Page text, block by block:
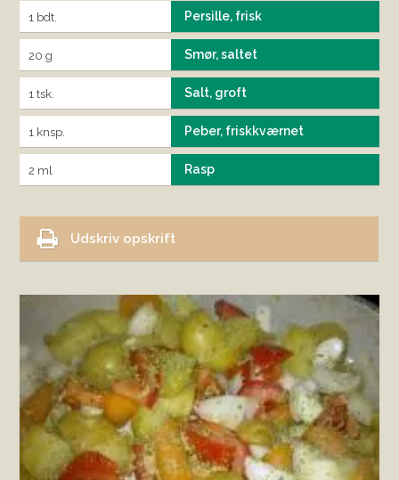
1 bdt. Persille, frisk
20 g Smør, saltet
1 tsk. Salt, groft
1 knsp. Peber, friskkværnet
2 ml Rasp
Udskriv opskrift